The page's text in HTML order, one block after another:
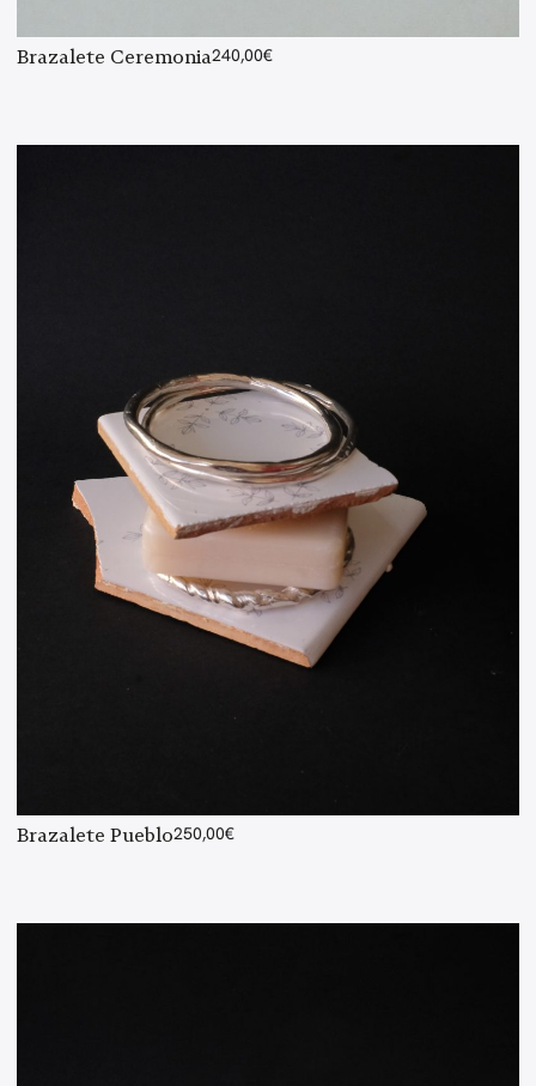
Brazalete Ceremonia240,00€
Brazalete Pueblo250,00€